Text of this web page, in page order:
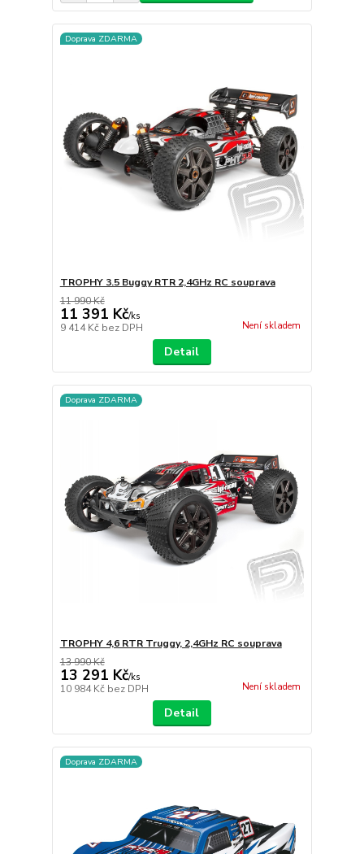
Doprava ZDARMA
TROPHY 3.5 Buggy RTR 2,4GHz RC souprava
11 990 Kč
11 391 Kč/ks
9 414 Kč bez DPH Není skladem
Detail
Doprava ZDARMA
TROPHY 4,6 RTR Truggy, 2,4GHz RC souprava
13 990 Kč
13 291 Kč/ks
10 984 Kč bez DPH Není skladem
Detail
Doprava ZDARMA